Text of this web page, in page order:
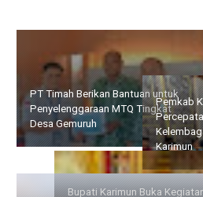
PT Timah Berikan Bantuan untuk
Pemkab Karimun Dorong
Percepatan Penguatan
Kelembagaan BP Kawasan
Karimun